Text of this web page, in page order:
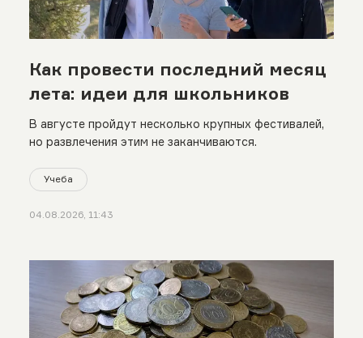
Как провести последний месяц
лета: идеи для школьников
В августе пройдут несколько крупных фестивалей,
но развлечения этим не заканчиваются.
Учеба
04.08.2026, 11:43